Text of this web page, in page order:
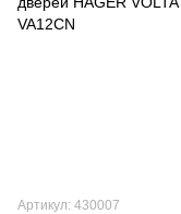
Артикул: 430007